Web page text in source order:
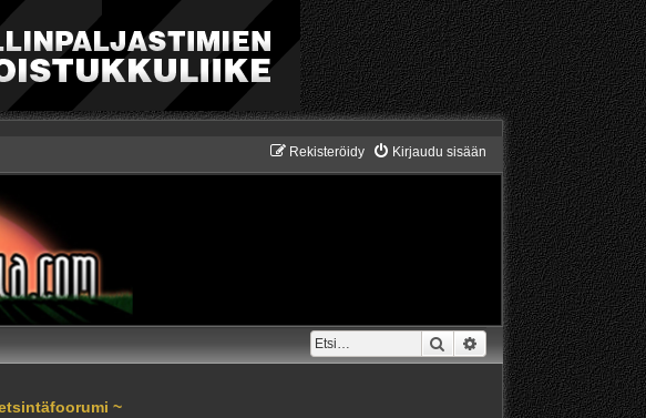
Kirjaudu sisään
Rekisteröidy
Etsi Tarkennettu haku
~